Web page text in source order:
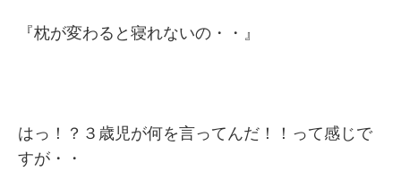
『枕が変わると寝れないの・・』
はっ！？３歳児が何を言ってんだ！！って感じで
すが・・